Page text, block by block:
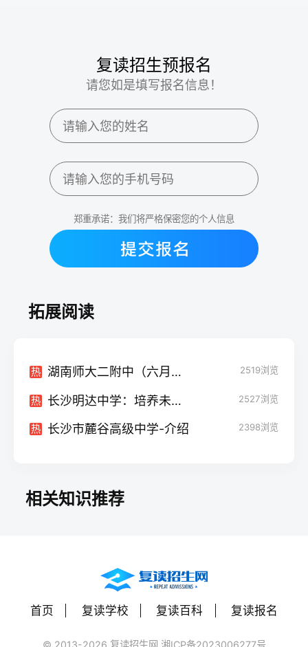
复读招生预报名
请您如是填写报名信息！
郑重承诺：我们将严格保密您的个人信息
拓展阅读
热 湖南师大二附中（六月繁花盛放，教育华章共谱） 2519浏览
热 长沙明达中学：培养未来希望的摇篮 2527浏览
热 长沙市麓谷高级中学-介绍 2398浏览
相关知识推荐
首页 复读学校 复读百科 复读报名